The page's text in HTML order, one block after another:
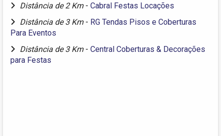
Distância de 2 Km - Cabral Festas Locações
Distância de 3 Km - RG Tendas Pisos e Coberturas
Para Eventos
Distância de 3 Km - Central Coberturas & Decorações
para Festas